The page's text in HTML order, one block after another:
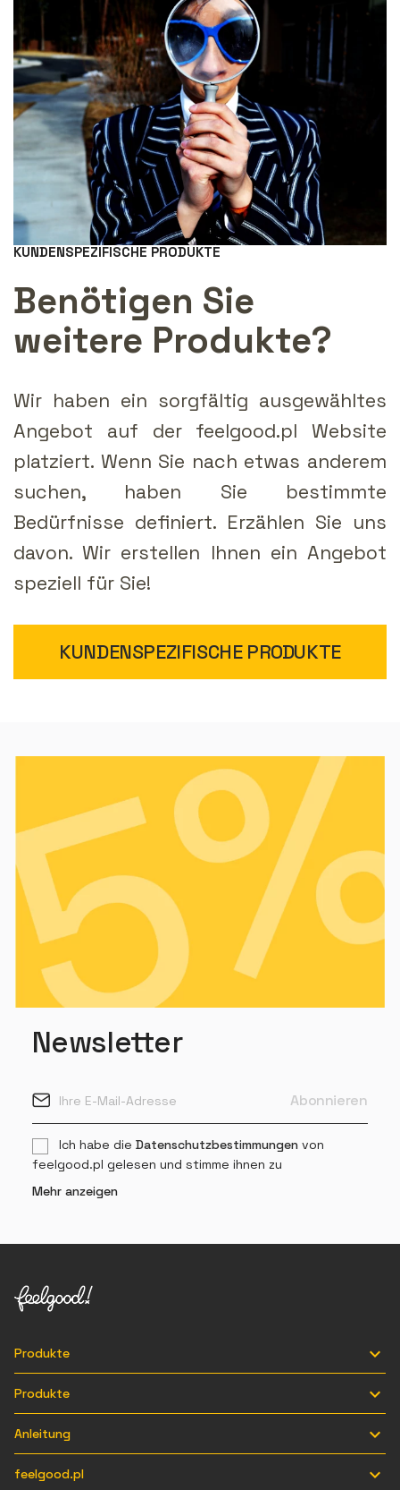
KUNDENSPEZIFISCHE PRODUKTE
Benötigen Sie
weitere Produkte?
Wir haben ein sorgfältig ausgewähltes
Angebot auf der feelgood.pl Website
platziert. Wenn Sie nach etwas anderem
suchen, haben Sie bestimmte
Bedürfnisse definiert. Erzählen Sie uns
davon. Wir erstellen Ihnen ein Angebot
speziell für Sie!
KUNDENSPEZIFISCHE PRODUKTE
Newsletter
Ich habe die Datenschutzbestimmungenvon
feelgood.pl gelesen und stimme ihnen zu
Mehr anzeigen
Produkte 
Produkte 
Anleitung 
feelgood.pl 